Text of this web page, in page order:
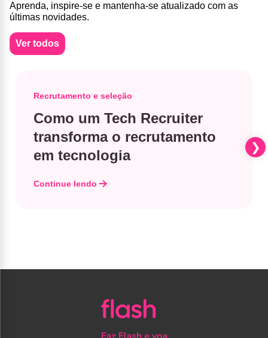
Aprenda, inspire-se e mantenha-se atualizado com as
últimas novidades.
Ver todos
Recrutamento e seleção
Como um Tech Recruiter
transforma o recrutamento
em tecnologia
Continue lendo